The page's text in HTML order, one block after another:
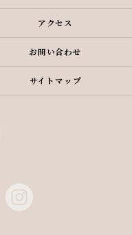
アクセス
お問い合わせ
サイトマップ